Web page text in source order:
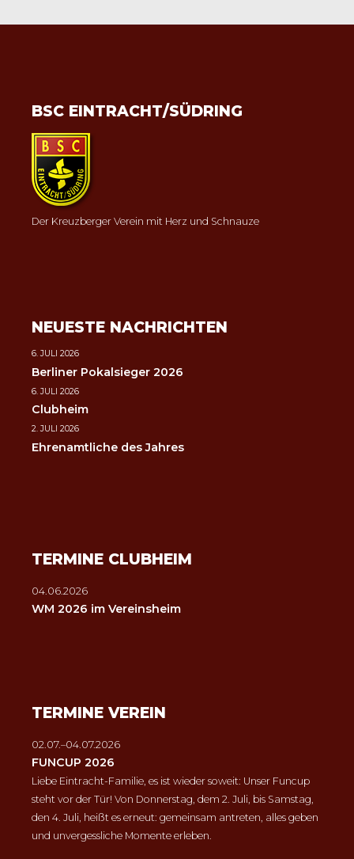
BSC EINTRACHT/SÜDRING
Der Kreuzberger Verein mit Herz und Schnauze
NEUESTE NACHRICHTEN
6. JULI 2026
Berliner Pokalsieger 2026
6. JULI 2026
Clubheim
2. JULI 2026
Ehrenamtliche des Jahres
TERMINE CLUBHEIM
04.06.2026
WM 2026 im Vereinsheim
TERMINE VEREIN
02.07.–04.07.2026
FUNCUP 2026
Liebe Eintracht-Familie, es ist wieder soweit: Unser Funcup
steht vor der Tür! Von Donnerstag, dem 2. Juli, bis Samstag,
den 4. Juli, heißt es erneut: gemeinsam antreten, alles geben
und unvergessliche Momente erleben.